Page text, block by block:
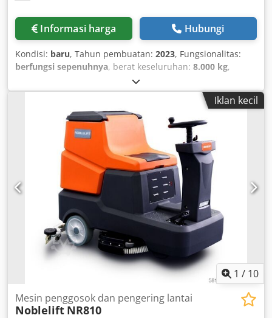
Informasi harga Hubungi
Kondisi: baru, Tahun pembuatan: 2023, Fungsionalitas:
berfungsi sepenuhnya, berat keseluruhan: 8.000 kg,
Transformator Siemens Energy Tahun pembuatan 2023,
baru, belum pernah dioperasikan Dcedpfxoyw Tf Uj Ai Ask
Iklan kecil
1 / 10
Mesin penggosok dan pengering lantai
Noblelift NR810